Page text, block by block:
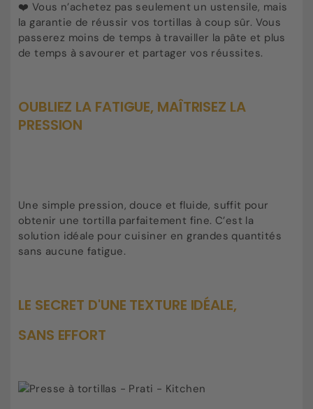
❤️ Vous n’achetez pas seulement un ustensile, mais
la garantie de réussir vos tortillas à coup sûr. Vous
passerez moins de temps à travailler la pâte et plus
de temps à savourer et partager vos réussites.
OUBLIEZ LA FATIGUE, MAÎTRISEZ LA
PRESSION
Une simple pression, douce et fluide, suffit pour
obtenir une tortilla parfaitement fine. C’est la
solution idéale pour cuisiner en grandes quantités
sans aucune fatigue.
LE SECRET D'UNE TEXTURE IDÉALE,
SANS EFFORT